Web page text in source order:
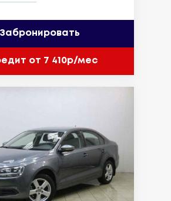
Забронировать
от 7 410р/мес